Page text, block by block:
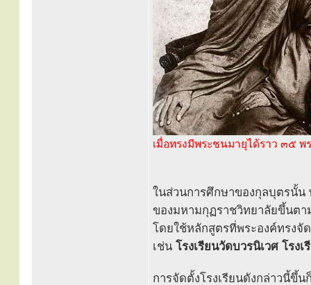
เมื่อทรงมีพระชนมายุได้ราว ๓๕ พ
ในส่วนการศึกษาของกุลบุตรนั้น
ของมหามกุฏราชวิทยาลัยขึ้นตา
โดยใช้หลักสูตรที่พระองค์ทรงจั
เช่น โรงเรียนวัดบวรนิเวศ โรง
การจัดตั้งโรงเรียนดังกล่าวนี้ขึ้